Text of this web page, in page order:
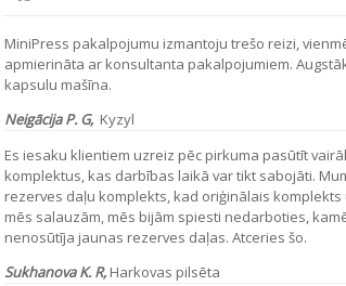
MiniPress pakalpojumu izmantoju trešo reizi,
apmierināta ar konsultanta pakalpojumiem.
kapsulu mašīna.
Neigācija P. G, Kyzyl
Es iesaku klientiem uzreiz pēc pirkuma pasūtīt
komplektus, kas darbības laikā var tikt sabojāti.
rezerves daļu komplekts, kad oriģinālais
mēs salauzām, mēs bijām spiesti nedarboties,
nenosūtīja jaunas rezerves daļas. Atceries šo.
Sukhanova K. R, Harkovas pilsēta